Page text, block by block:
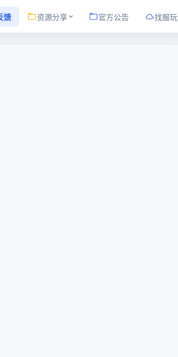
馈 资源分享 官方公告 找服玩